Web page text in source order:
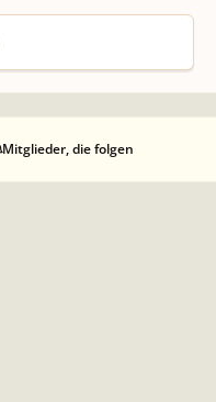
Mitglieder, die folgen